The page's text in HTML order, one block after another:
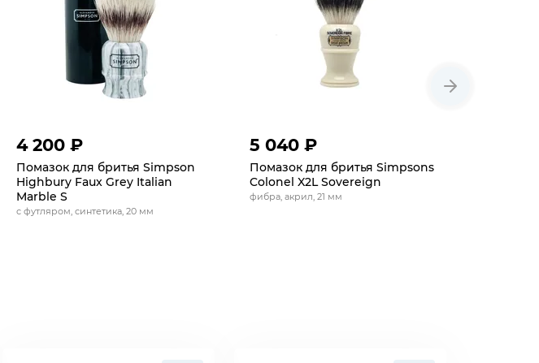
4 200 ₽
Помазок для бритья Simpson
Highbury Faux Grey Italian
Marble S
с футляром, синтетика, 20 мм
5 040 ₽
Помазок для бритья Simpsons
Colonel X2L Sovereign
фибра, акрил, 21 мм